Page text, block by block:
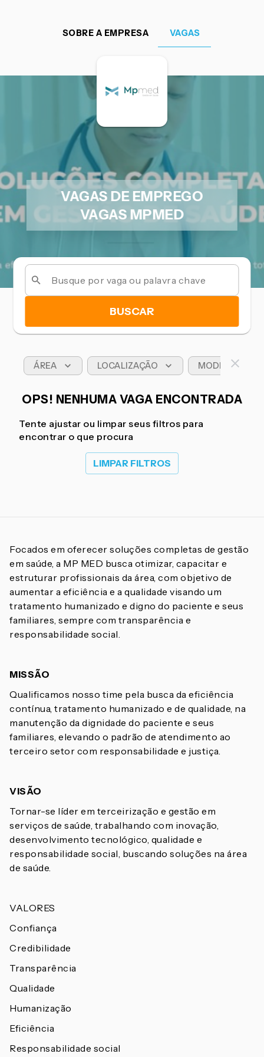
SOBRE A EMPRESA VAGAS
VAGAS DE EMPREGO
VAGAS MPMED
BUSCAR
ÁREA LOCALIZAÇÃO MODELO DE
OPS! NENHUMA VAGA ENCONTRADA
Tente ajustar ou limpar seus filtros para
encontrar o que procura
LIMPAR FILTROS
Focados em oferecer soluções completas de gestão
em saúde, a MP MED busca otimizar, capacitar e
estruturar profissionais da área, com objetivo de
aumentar a eficiência e a qualidade visando um
tratamento humanizado e digno do paciente e seus
familiares, sempre com transparência e
responsabilidade social.
MISSÃO
Qualificamos nosso time pela busca da eficiência
contínua, tratamento humanizado e de qualidade, na
manutenção da dignidade do paciente e seus
familiares, elevando o padrão de atendimento ao
terceiro setor com responsabilidade e justiça.
VISÃO
Tornar-se líder em terceirização e gestão em
serviços de saúde, trabalhando com inovação,
desenvolvimento tecnológico, qualidade e
responsabilidade social, buscando soluções na área
de saúde.
VALORES
Confiança
Credibilidade
Transparência
Qualidade
Humanização
Eficiência
Responsabilidade social